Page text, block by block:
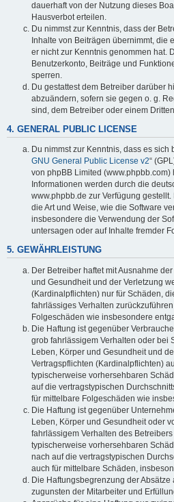
dauerhaft von der Nutzung dieses
Hausverbot erteilen.
Du nimmst zur Kenntnis, dass der
Inhalte von Beiträgen übernimmt, die
er nicht zur Kenntnis genommen hat.
Benutzerkonto, Beiträge und
sperren.
Du gestattest dem Betreiber darüber
abzuändern, sofern sie gegen o. g.
sind, dem Betreiber oder einem
4. GENERAL PUBLIC LICENSE
Du nimmst zur Kenntnis, dass es sich
GNU General Public License v2“
von phpBB Limited
Informationen werden durch die
www.phpbb.de zur Verfügung
die Art und Weise, wie die Software
insbesondere die Verwendung der
untersagen oder auf Inhalte fremder
5. GEWÄHRLEISTUNG
Der Betreiber haftet mit Ausnahme
und Gesundheit und der Verletzung
(Kardinalpflichten) nur für Schäden,
fahrlässiges Verhalten
Folgeschäden wie insbesondere
Die Haftung ist gegenüber
grob fahrlässigem Verhalten oder bei
Leben, Körper und Gesundheit und
Vertragspflichten (Kardinalpflichten)
typischerweise vorhersehbaren
auf die vertragstypischen
für mittelbare Folgeschäden wie
Die Haftung ist gegenüber
Leben, Körper und Gesundheit oder
fahrlässigem Verhalten des
typischerweise vorhersehbaren
nach auf die vertragstypischen
auch für mittelbare Schäden,
Die Haftungsbegrenzung der
zugunsten der Mitarbeiter und